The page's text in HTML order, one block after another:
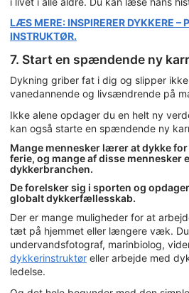
LÆS MERE: INSPIRERER DYKKERE –
INSTRUKTØR.
7. Start en spændende ny
Dykning griber fat i dig og slipper
vanedannende og livsændrende på
Ikke alene opdager du en helt ny
kan også starte en spændende ny
Mange mennesker lærer at dykke
ferie, og mange af disse mennesker
dykkerbranchen.
De forelsker sig i sporten og
globalt dykkerfællesskab.
Der er mange muligheder for at
tæt på hjemmet eller længere væk.
undervandsfotograf, marinbiolog,
dykkerinstruktør eller arbejde med
ledelse.